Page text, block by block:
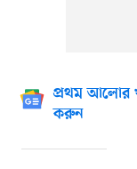
প্রথম আলোর
করুন